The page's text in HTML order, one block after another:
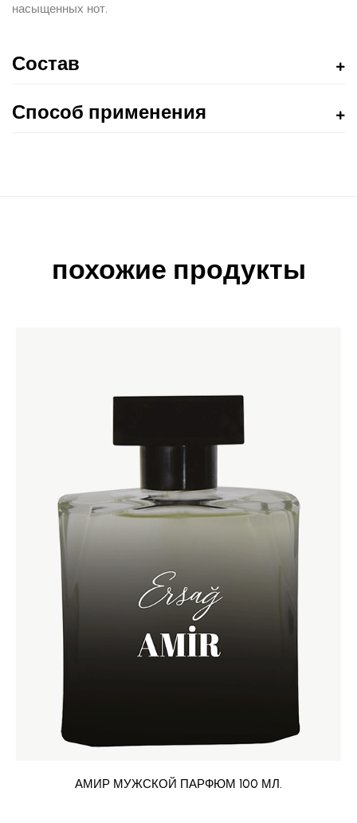
насыщенных нот.
Состав
Способ применения
похожие продукты
АМИР МУЖСКОЙ ПАРФЮМ 100 МЛ.